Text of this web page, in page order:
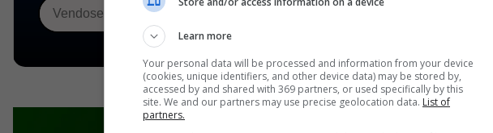
Learn more
Your personal data will be processed and information from your device
(cookies, unique identifiers, and other device data) may be stored by,
accessed by and shared with 369 partners, or used specifically by this
site. We and our partners may use precise geolocation data. List of
partners.